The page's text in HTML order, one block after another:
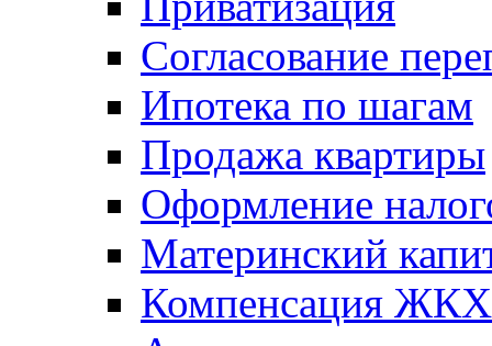
Согласование
Ипотека по шагам
Продажа квартиры
Оформление
Материнский
Компенсация ЖКХ